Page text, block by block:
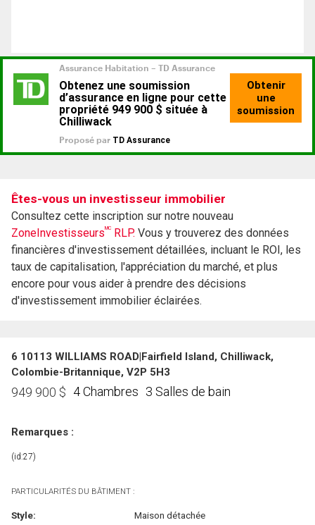
Êtes-vous un investisseur immobilier
Consultez cette inscription sur notre nouveau
ZoneInvestisseursMC RLP. Vous y trouverez des données
financières d'investissement détaillées, incluant le ROI, les
taux de capitalisation, l'appréciation du marché, et plus
encore pour vous aider à prendre des décisions
d'investissement immobilier éclairées.
6 10113 WILLIAMS ROAD|Fairfield Island, Chilliwack,
Colombie-Britannique, V2P 5H3
949 900 $ 4 Chambres 3 Salles de bain
Remarques :
(id:27)
PARTICULARITÉS DU BÂTIMENT :
Style:
Maison détachée